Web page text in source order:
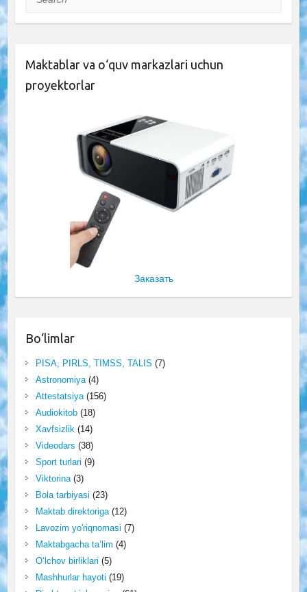
Maktablar va o‘quv markazlari uchun
proyektorlar
Заказать
Bo‘limlar
PISA, PIRLS, TIMSS, TALIS (7)
Astronomiya(4)
Attestatsiya(156)
Audiokitob(18)
Xavfsizlik(14)
Videodars (38)
Sport turlari (9)
Viktorina(3)
Bola tarbiyasi (23)
Maktab direktoriga(12)
Lavozim yo'riqnomasi (7)
Maktabgacha ta’lim (4)
O‘lchov birliklari (5)
Mashhurlar hayoti (19)